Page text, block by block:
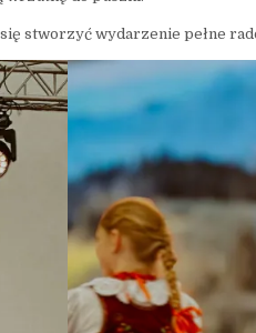
stworzyć wydarzenie pełne